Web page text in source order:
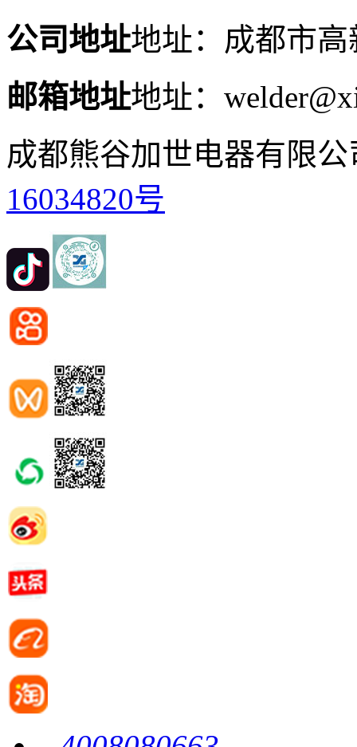
公司地址地址：成都市
邮箱地址地址：
成都熊谷加世电器有限
16034820号